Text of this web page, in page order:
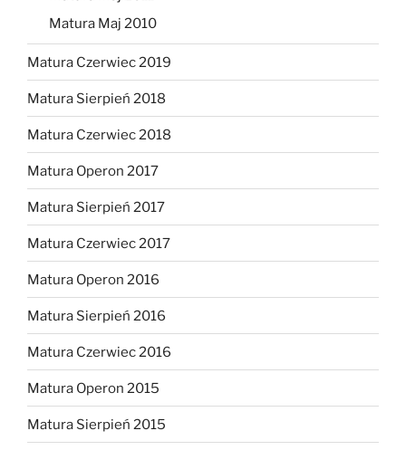
Matura Maj 2010
Matura Czerwiec 2019
Matura Sierpień 2018
Matura Czerwiec 2018
Matura Operon 2017
Matura Sierpień 2017
Matura Czerwiec 2017
Matura Operon 2016
Matura Sierpień 2016
Matura Czerwiec 2016
Matura Operon 2015
Matura Sierpień 2015